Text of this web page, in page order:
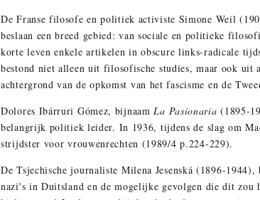
De Franse filosofe en politiek activiste Simone Weil
beslaan een breed gebied: van sociale en politieke
korte leven enkele artikelen in obscure links-radicale
bestond niet alleen uit filosofische studies, maar ook uit
achtergrond van de opkomst van het fascisme en de
Dolores Ibárruri Gómez, bijnaamLa Pasionaria (1895-
belangrijk politiek leider. In 1936, tijdens de slag om
strijdster voor vrouwenrechten (1989/4 p.224-229).
De Tsjechische journaliste Milena Jesenská (1896-
nazi's in Duitsland en de mogelijke gevolgen die dit zou